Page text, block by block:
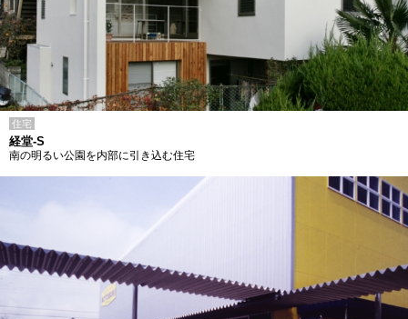
住宅
経堂-S
南の明るい公園を内部に引き込む住宅